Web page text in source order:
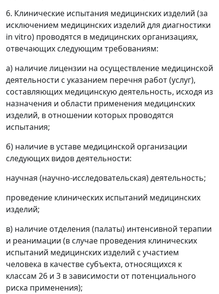
6. Клинические испытания медицинских изделий (за
исключением медицинских изделий для диагностики
in vitro) проводятся в медицинских организациях,
отвечающих следующим требованиям:
а) наличие лицензии на осуществление медицинской
деятельности с указанием перечня работ (услуг),
составляющих медицинскую деятельность, исходя из
назначения и области применения медицинских
изделий, в отношении которых проводятся
испытания;
б) наличие в уставе медицинской организации
следующих видов деятельности:
научная (научно-исследовательская) деятельность;
проведение клинических испытаний медицинских
изделий;
в) наличие отделения (палаты) интенсивной терапии
и реанимации (в случае проведения клинических
испытаний медицинских изделий с участием
человека в качестве субъекта, относящихся к
классам 26 и 3 в зависимости от потенциального
риска применения);